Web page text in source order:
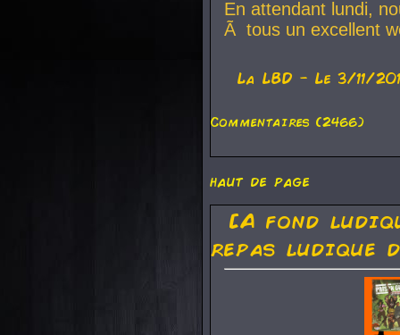
En attendant lundi,
Ã tous un excellent
La LBD - Le 3/11/
Commentaires (2466)
haut de page
[A fond
repas ludique